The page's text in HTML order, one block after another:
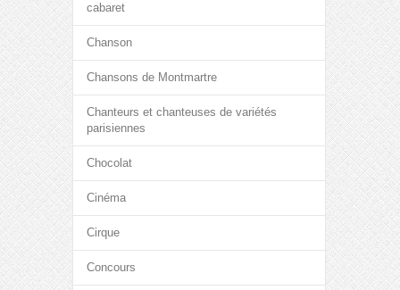
cabaret
Chanson
Chansons de Montmartre
Chanteurs et chanteuses de variétés
parisiennes
Chocolat
Cinéma
Cirque
Concours